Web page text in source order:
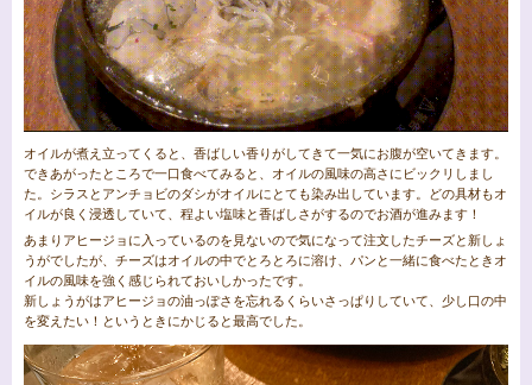
オイルが煮え立ってくると、香ばしい香りがしてきて一気にお腹が空いてきます。
できあがったところで一口食べてみると、オイルの風味の高さにビックリしまし
た。シラスとアンチョビのダシがオイルにとても染み出しています。どの具材もオ
イルが良く浸透していて、程よい塩味と香ばしさがするのでお酒が進みます！
あまりアヒージョに入っているのを見ないので気になって注文したチーズと新しょ
うがでしたが、チーズはオイルの中でとろとろに溶け、パンと一緒に食べたときオ
イルの風味を強く感じられておいしかったです。
新しょうがはアヒージョの油っぽさを忘れるくらいさっぱりしていて、少し口の中
を変えたい！というときにかじると最高でした。